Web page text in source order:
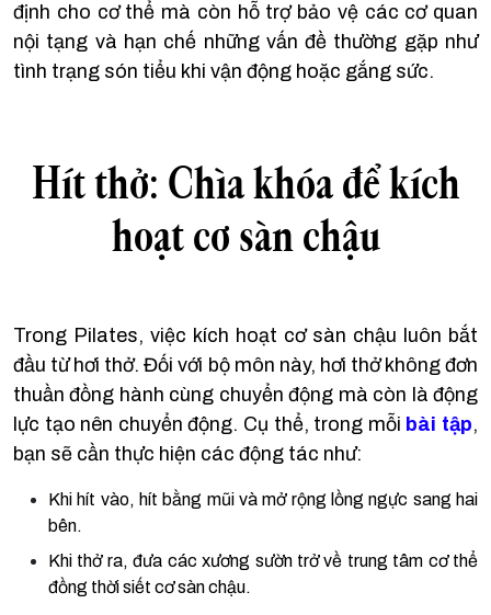
định cho cơ thể mà còn hỗ trợ bảo vệ các cơ quan
nội tạng và hạn chế những vấn đề thường gặp như
tình trạng són tiểu khi vận động hoặc gắng sức.
Hít thở: Chìa khóa để kích
hoạt cơ sàn chậu
Trong Pilates, việc kích hoạt cơ sàn chậu luôn bắt
đầu từ hơi thở. Đối với bộ môn này, hơi thở không đơn
thuần đồng hành cùng chuyển động mà còn là động
lực tạo nên chuyển động. Cụ thể, trong mỗi bài tập,
bạn sẽ cần thực hiện các động tác như:
Khi hít vào, hít bằng mũi và mở rộng lồng ngực sang hai
bên.
Khi thở ra, đưa các xương sườn trở về trung tâm cơ thể
đồng thời siết cơ sàn chậu.